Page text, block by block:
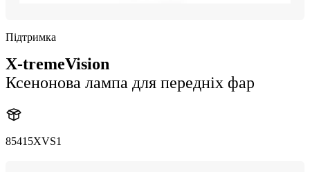
Підтримка
X-tremeVision
Ксенонова лампа для передніх фар
85415XVS1